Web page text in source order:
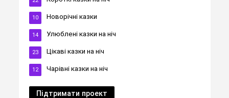
Новорічні казки
10
Улюблені казки на ніч
14
Цікаві казки на ніч
23
Чарівні казки на ніч
12
Підтримати проект